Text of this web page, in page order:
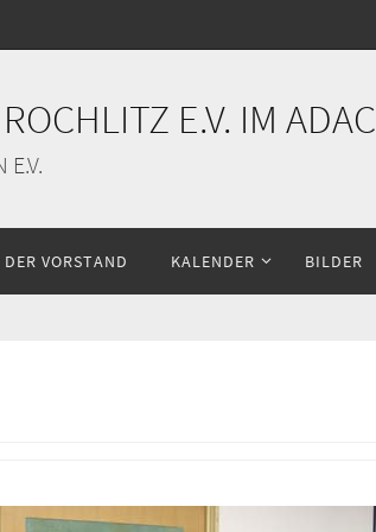
E.V. IM ADAC
E.V.
DER VORSTAND KALENDER BILDER